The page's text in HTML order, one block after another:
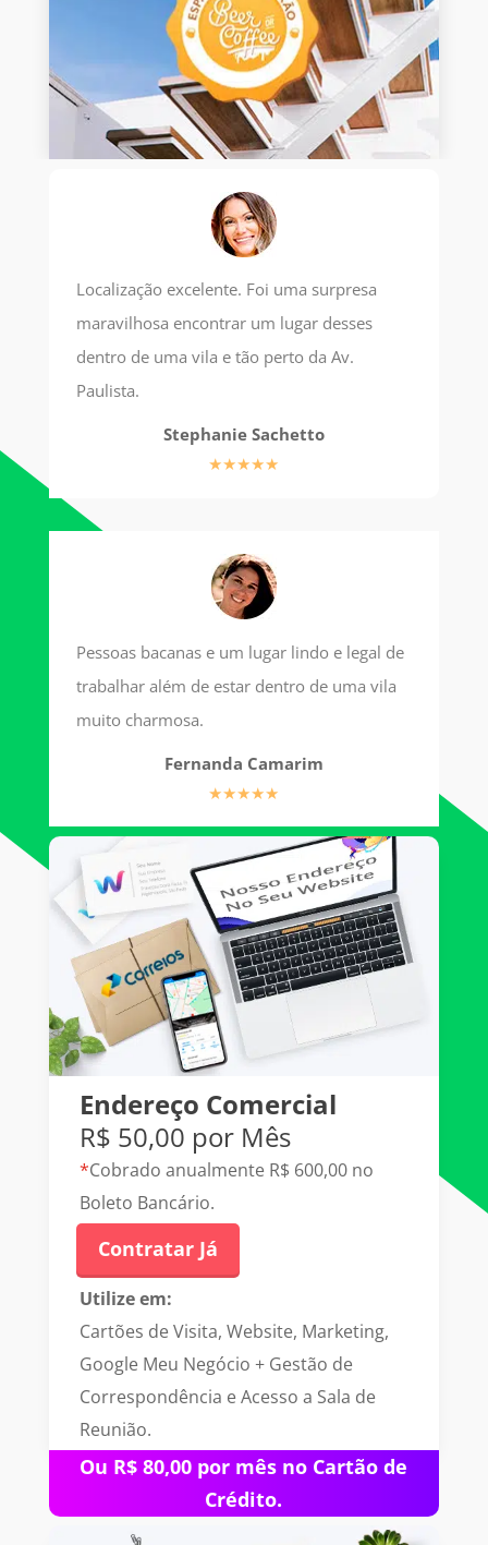
Localização excelente. Foi uma surpresa
maravilhosa encontrar um lugar desses
dentro de uma vila e tão perto da Av.
Paulista.
Stephanie Sachetto
★★★★★
Pessoas bacanas e um lugar lindo e legal de
trabalhar além de estar dentro de uma vila
muito charmosa.
Fernanda Camarim
★★★★★
Endereço Comercial
R$ 50,00 por Mês
*Cobrado anualmente R$ 600,00 no
Boleto Bancário.
Contratar Já
Utilize em:
Cartões de Visita, Website, Marketing,
Google Meu Negócio + Gestão de
Correspondência e Acesso a Sala de
Reunião.
Ou R$ 80,00 por mês no Cartão de
Crédito.